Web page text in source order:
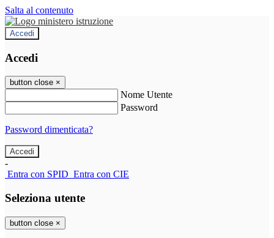
Salta al contenuto
Accedi
Accedi
button close ×
Nome Utente
Password
Password dimenticata?
-
Entra con SPID Entra con CIE
Seleziona utente
button close ×